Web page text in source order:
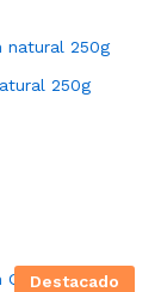
250g
Destacado